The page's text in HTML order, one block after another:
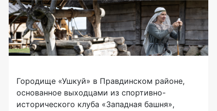
Городище «Ушкуй» в Правдинском районе,
основанное выходцами из спортивно-
исторического клуба «Западная башня»,